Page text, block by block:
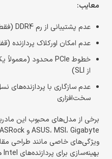
معایب:
عدم پشتیبانی از رم DDR4 (فقط DDR3)
عدم امکان اورکلاک
از SLI)
عدم سازگاری با پردازنده‌های
سخت‌افزاری
برخی از مدل‌های محبوب این
ویژگی‌های خاصی مانند طراحی
بهینه‌سازی برای پردازنده‌های Intel هستند.